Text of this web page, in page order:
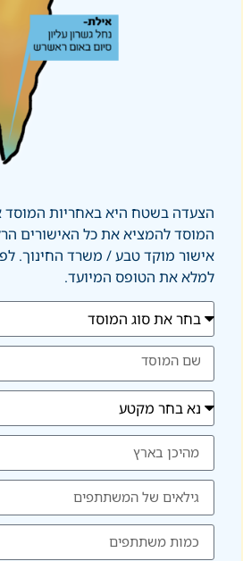
הצעדה בשטח היא באחריות המוסד
המוסד להמציא את כל האישורים
אישור מוקד טבע / משרד החינוך.
למלא את הטופס המיועד.